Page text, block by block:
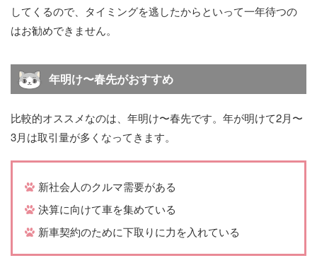
してくるので、タイミングを逃したからといって一年待つの
はお勧めできません。
年明け〜春先がおすすめ
比較的オススメなのは、年明け〜春先です。年が明けて2月〜
3月は取引量が多くなってきます。
新社会人のクルマ需要がある
決算に向けて車を集めている
新車契約のために下取りに力を入れている